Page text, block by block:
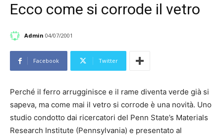
Ecco come si corrode il vetro
Admin 04/07/2001
Facebook Twitter
Perché il ferro arrugginisce e il rame diventa verde già si
sapeva, ma come mai il vetro si corrode è una novità. Uno
studio condotto dai ricercatori del Penn State’s Materials
Research Institute (Pennsylvania) e presentato al